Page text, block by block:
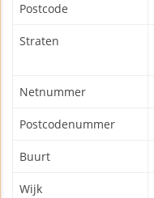
Postcode
Straten
Netnummer
Postcodenummer
Buurt
Wijk